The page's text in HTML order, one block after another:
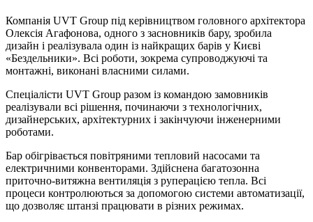
Компанія UVT Group під керівництвом головного архітектора
Олексія Агафонова, одного з засновників бару, зробила
дизайн і реалізувала один із найкращих барів у Києві
«Бездельники». Всі роботи, зокрема супроводжуючі та
монтажні, виконані власними силами.
Спеціалісти UVT Group разом із командою замовників
реалізували всі рішення, починаючи з технологічних,
дизайнерських, архітектурних і закінчуючи інженерними
роботами.
Бар обігрівається повітряними тепловий насосами та
електричними конвенторами. Здійснена багатозонна
приточно-витяжна вентиляція з руперацією тепла. Всі
процеси контролюються за допомогою системи автоматизації,
що дозволяє штанзі працювати в різних режимах.